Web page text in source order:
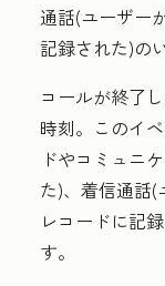
通話(ユーザー
記録された)の
コールが終了
時刻。このイ
ドやコミュニ
た)、着信通話(
レコードに記
す。